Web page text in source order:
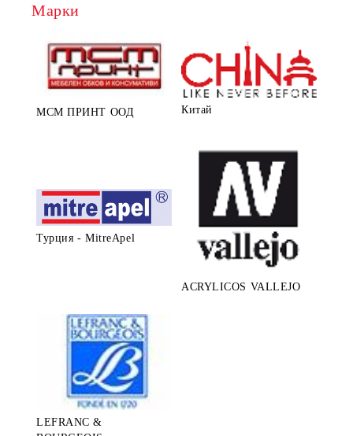
Марки
МСМ ПРИНТ ООД Китай
Турция - MitreApel
ACRYLICOS VALLEJO
LEFRANC &